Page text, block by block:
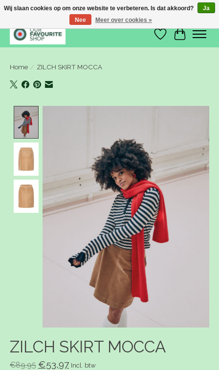
Verlanglijst
Home / ZILCH SKIRT MOCCA
ZILCH SKIRT MOCCA
€89,95 €53,97 Incl. btw
Wij slaan cookies op om onze website te verbeteren. Is dat akkoord?
Ja
Nee
Meer over cookies »